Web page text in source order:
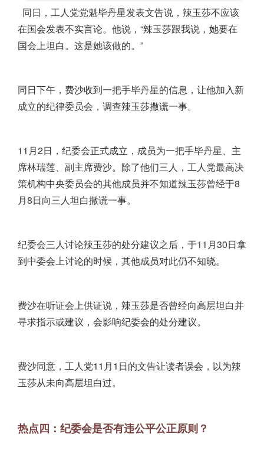
同日，工人党党魁毕丹星发表文告说，辣玉莎不应该
在国会发表不实言论。 他说，“辣玉莎跟我说，她要在
国会上坦白。 这是她该做的。 ”
同日下午，费沙收到一把手毕丹星的信息，让他加入新
成立的纪律委员会，调查辣玉莎撒谎一事。
11月2日，纪委会正式成立，成员为一把手毕丹星、主
席林瑞莲、副主席费沙。除了他们三人，工人党最高决
策机构中央委员会的其他成员并不知道辣玉莎曾经于8
月8日向三人坦白撒谎一事。
纪委会三人讨论辣玉莎的处分建议之后，于11月30日拿
到中委会上讨论的时候，其他成员对此仍不知晓。
费沙在听证会上供证说，辣玉莎是否曾经向高层坦白并
寻求指示或建议，会影响纪委会的处分建议。
费沙同意，工人党11月1日的文告让读者误会，以为辣
玉莎从未向高层坦白过。
热点四：纪委会是否有违公平公正原则？